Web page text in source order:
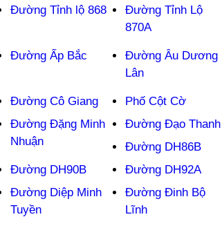
Đường Tỉnh lộ 868
Đường Tỉnh Lộ
870A
Đường Ấp Bắc
Đường Âu Dương
Lân
Đường Cô Giang Phố Cột Cờ
Đường Đặng Minh
Nhuận
Đường Đạo Thanh
Đường DH86B
Đường DH90B Đường DH92A
Đường Diệp Minh
Tuyền
Đường Đinh Bộ
Lĩnh